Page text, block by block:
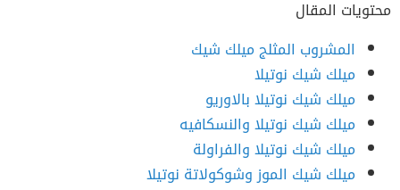
محتويات المقال
المشروب المثلج ميلك شيك
ميلك شيك نوتيلا
ميلك شيك نوتيلا بالاوريو
ميلك شيك نوتيلا والنسكافيه
ميلك شيك نوتيلا والفراولة
ميلك شيك الموز وشوكولاتة نوتيلا